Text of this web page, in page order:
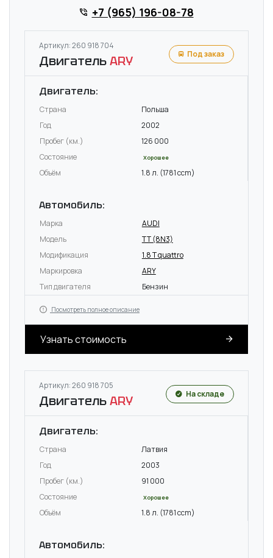
+7 (965) 196-08-78
Артикул: 260 918 704
ДвигательARY Под заказ
Двигатель:
Страна
Польша
Год
2002
Пробег (км.)
126 000
Состояние
Хорошее
Объём 1.8 л. (1781 ccm)
Автомобиль:
Марка
AUDI
Модель
TT (8N3)
Модификация
1.8 T quattro
Маркировка
ARY
Тип двигателя
Бензин
Посмотреть полное описание
Узнать стоимость
Артикул: 260 918 705
ДвигательARY На складе
Двигатель:
Страна
Латвия
Год
2003
Пробег (км.)
91 000
Состояние
Хорошее
Объём 1.8 л. (1781 ccm)
Автомобиль: